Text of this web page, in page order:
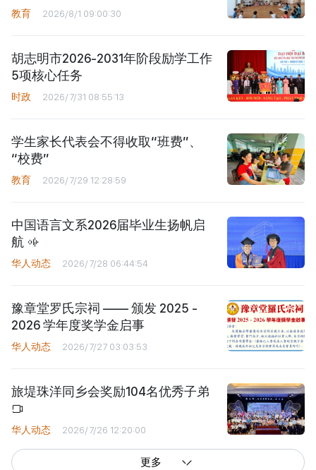
教育 2026/8/1 09:00:30
胡志明市2026-2031年阶段励学工作
5项核心任务
时政 2026/7/31 08:55:13
学生家长代表会不得收取“班费”、
“校费”
教育 2026/7/29 12:28:59
中国语言文系2026届毕业生扬帆启
航
华人动态 2026/7/28 06:44:54
豫章堂罗氏宗祠 —— 颁发 2025 -
2026 学年度奖学金启事
华人动态 2026/7/27 03:03:53
旅堤珠洋同乡会奖励104名优秀子弟
华人动态 2026/7/26 12:20:00
更多